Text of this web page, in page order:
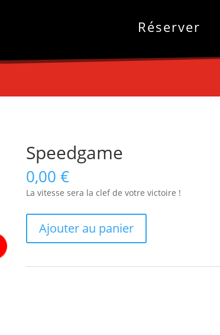
Réserver
Speedgame
0,00€
La vitesse sera la clef de votre victoire !
Speedgame
Ajouter au panier